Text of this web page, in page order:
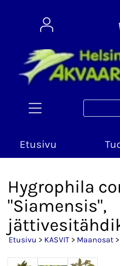
Etusivu
Hygrophila
"Siamensis",
Etusivu > KASVIT > Maanosat >